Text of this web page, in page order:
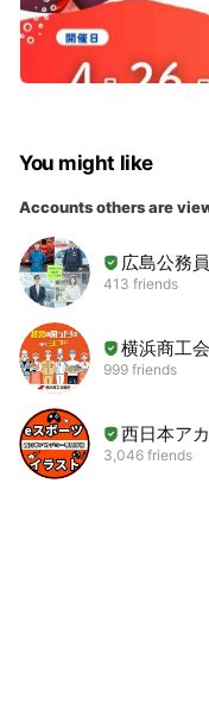
You might like
Accounts others are
広島公務
413 friends
横浜商工
999 friends
西日本ア
3,046 friends